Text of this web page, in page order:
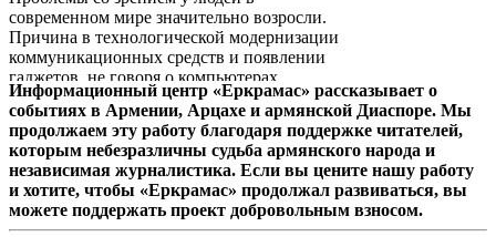
которые дарит профессиональная
стоматология ПроЗубы в Санкг-Петербурге.
современном мире значительно возросли.
Причина в технологической модернизации
коммуникационных средств и появлении
гаджетов, не говоря о компьютерах,
ноутбуках, планшетах, ставших
незаменимыми на работе и дома.
Восстановление зрения сегодня
практически поставлено на поток.
Офтальмологический Центр Коновалова -
https://www.konovalov-eye-center.ru/info-for-
patient/articles/metody_lazernoi_korrekcii_zreniya/
- на протяжении многих лет оказывает
Информационный центр «Еркрамас» рассказывает о
событиях в Армении, Арцахе и армянской Диаспоре. Мы
продолжаем эту работу благодаря поддержке читателей,
которым небезразличны судьба армянского народа и
независимая журналистика. Если вы цените нашу работу
и хотите, чтобы «Еркрамас» продолжал развиваться, вы
можете поддержать проект добровольным взносом.